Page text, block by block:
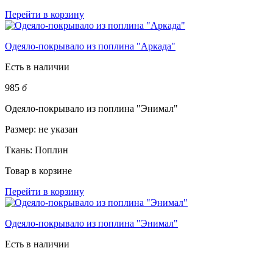
Перейти в корзину
Одеяло-покрывало из поплина "Аркада"
Есть в наличии
985 б
Одеяло-покрывало из поплина "Энимал"
Размер: не указан
Ткань: Поплин
Товар в корзине
Перейти в корзину
Одеяло-покрывало из поплина "Энимал"
Есть в наличии